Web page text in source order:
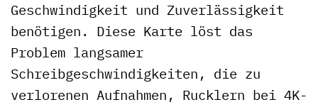
Geschwindigkeit und Zuverlässigkeit
benötigen. Diese Karte löst das
Problem langsamer
Schreibgeschwindigkeiten, die zu
verlorenen Aufnahmen, Rucklern bei 4K-